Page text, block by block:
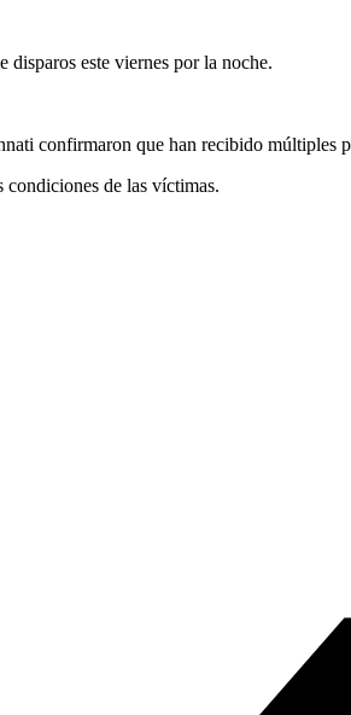
este viernes por la noche.
confirmaron que han recibido múltiples
de las víctimas.